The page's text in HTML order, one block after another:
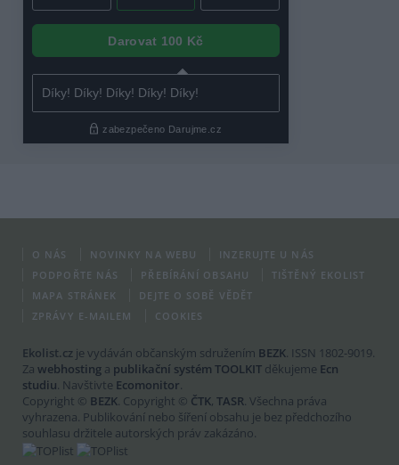
O NÁS NOVINKY NA WEBU
INZERUJTE U NÁS
PODPOŘTE NÁS
PŘEBÍRÁNÍ OBSAHU
TIŠTĚNÝ EKOLIST
MAPA STRÁNEK
DEJTE O SOBĚ VĚDĚT
ZPRÁVY E-MAILEM
COOKIES
Ekolist.cz je vydáván občanským sdružením BEZK. ISSN 1802-9019.
Za webhosting a publikační systém TOOLKIT děkujeme Ecn
studiu. Navštivte Ecomonitor.
Copyright © BEZK. Copyright © ČTK, TASR. Všechna práva
vyhrazena. Publikování nebo šíření obsahu je bez předchozího
souhlasu držitele autorských práv zakázáno.